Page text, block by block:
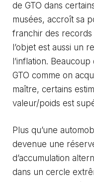
de GTO dans
musées, accroît sa
franchir des records
l’objet est aussi un
l’inflation.
GTO comme on
maître, certains
valeur/poids est
Plus qu’une
devenue une
d’accumulation
dans un cercle